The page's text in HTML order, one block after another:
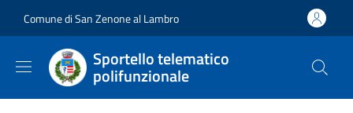
Comune di San Zenone al Lambro
Sportello telematico
polifunzionale